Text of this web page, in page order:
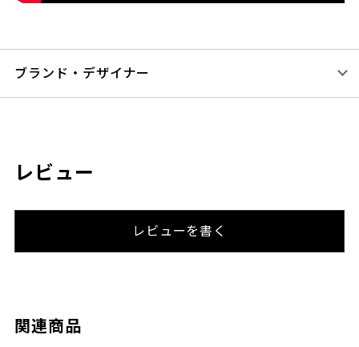
ブランド・デザイナー
レビュー
レビューを書く
関連商品